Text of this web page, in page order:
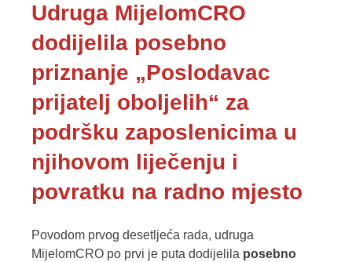
Udruga MijelomCRO
dodijelila posebno
priznanje „Poslodavac
prijatelj oboljelih“ za
podršku zaposlenicima u
njihovom liječenju i
povratku na radno mjesto
Povodom prvog desetljeća rada, udruga
MijelomCRO po prvi je puta dodijelila posebno